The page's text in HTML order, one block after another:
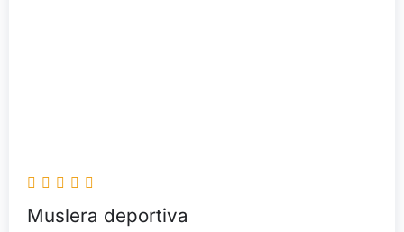
Muslera deportiva